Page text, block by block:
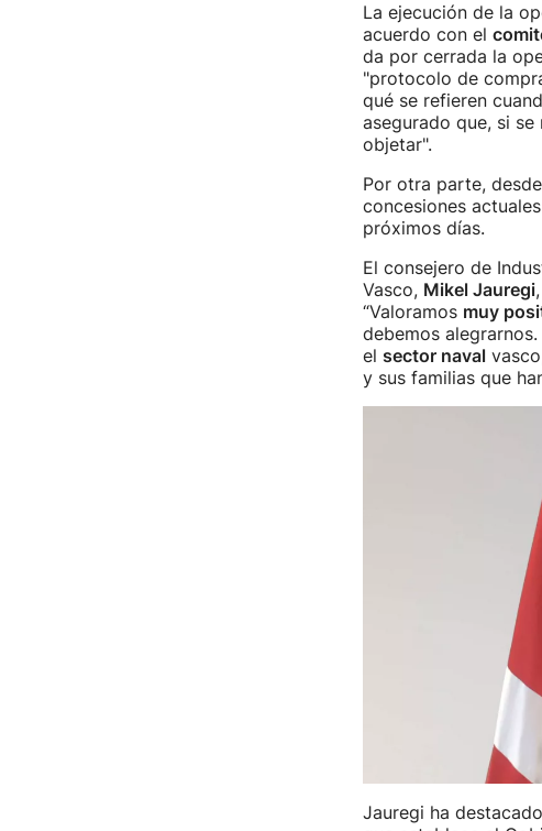
La ejecución de la
acuerdo con el
da por cerrada la
"protocolo de
qué se refieren
asegurado que, si
objetar".
Por otra parte,
concesiones
próximos días.
El consejero de
Vasco, Mikel Jauregi
“Valoramos muy
debemos
el sector naval
y sus familias que
Jauregi ha